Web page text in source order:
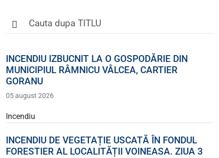
INCENDIU IZBUCNIT LA O GOSPODĂRIE DIN
MUNICIPIUL RÂMNICU VÂLCEA, CARTIER
GORANU
05 august 2026
Incendiu
INCENDIU DE VEGETAȚIE USCATĂ ÎN FONDUL
FORESTIER AL LOCALITĂȚII VOINEASA. ZIUA 3